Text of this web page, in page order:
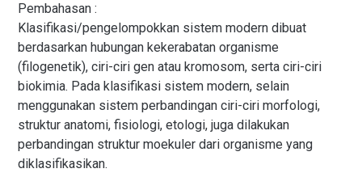
Pembahasan :
Klasifikasi/pengelompokkan sistem modern dibuat
berdasarkan hubungan kekerabatan organisme
(filogenetik), ciri-ciri gen atau kromosom, serta ciri-ciri
biokimia. Pada klasifikasi sistem modern, selain
menggunakan sistem perbandingan ciri-ciri morfologi,
struktur anatomi, fisiologi, etologi, juga dilakukan
perbandingan struktur moekuler dari organisme yang
diklasifikasikan.